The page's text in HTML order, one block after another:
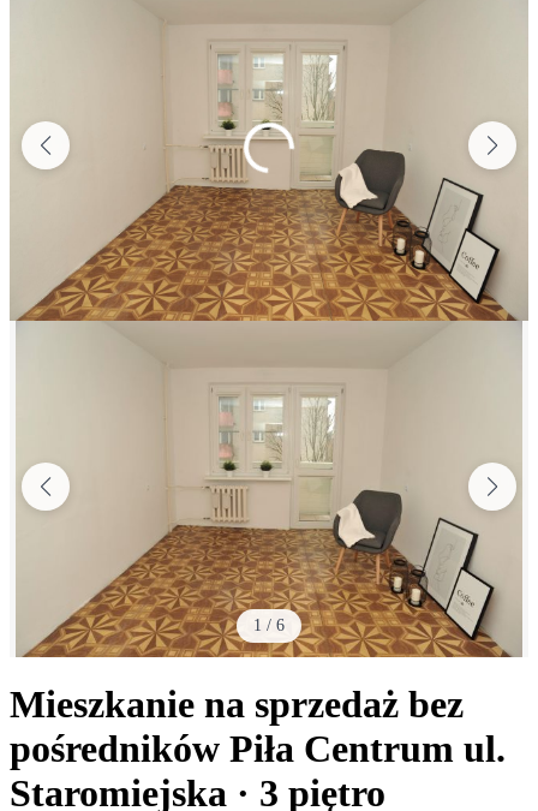
1 / 6
Mieszkanie na sprzedaż bez
pośredników Piła Centrum ul.
Staromiejska · 3 piętro